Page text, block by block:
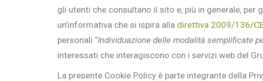
gli utenti che consultano il sito e, più in generale,
un’informativa che si ispira alla direttiva 2009/136/
personali “Individuazione delle modalità semplificate
interessati che interagiscono con i servizi web del
La presente Cookie Policy è parte integrante della